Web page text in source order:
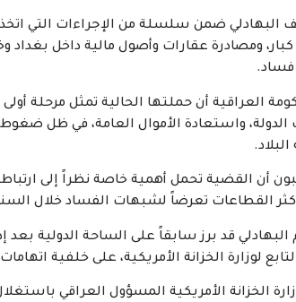
البهادلي ضمن سلسلة من الإجراءات التي
ومصادرة عقارات وأصول مالية داخل
فساد.
العراقية أن حملتها الحالية تمثل
واستعادة الأموال العامة، في ظل ضغوط
البلاد.
أن القضية تحمل أهمية خاصة نظراً إلى
القطاعات تعرضاً لشبهات الفساد خلال
قد برز سابقاً على الساحة الدولية
لوزارة الخزانة الأمريكية، على خلفية
الخزانة الأمريكية المسؤول العراقي